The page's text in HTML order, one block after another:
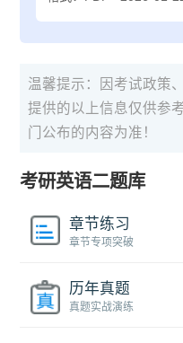
温馨提示：因考试政策
提供的以上信息仅供参
门公布的内容为准！
考研英语二题库
章节练习
章节专项突破
历年真题
真题实战演练